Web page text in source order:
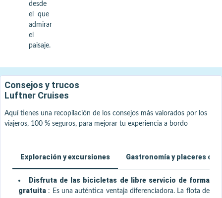
desde
el que
admirar
el
paisaje.
Consejos y trucos
Luftner Cruises
Aquí tienes una recopilación de los consejos más valorados por los
viajeros, 100 % seguros, para mejorar tu experiencia a bordo
Exploración y excursiones Gastronomía y placeres
Disfruta de las bicicletas de libre servicio de forma
gratuita : Es una auténtica ventaja diferenciadora. La flota de